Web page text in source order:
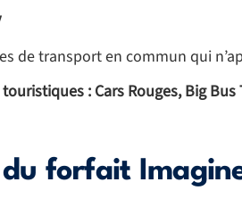
de transport en commun qui
: Cars Rouges, Big
forfait